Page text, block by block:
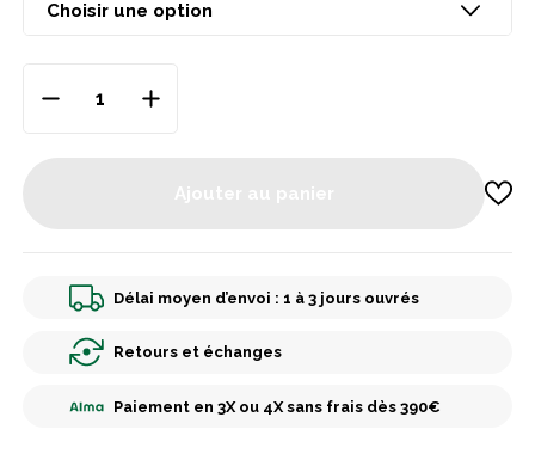
Délai moyen d’envoi : 1 à 3 jours ouvrés
Retours et échanges
Paiement en 3X ou 4X sans frais dès 390€